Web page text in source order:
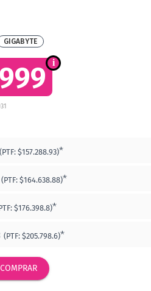
GIGABYTE
(PTF: $157.288.93)*
(PTF: $164.638.88)*
$176.398.8)*
(PTF: $205.798.6)*